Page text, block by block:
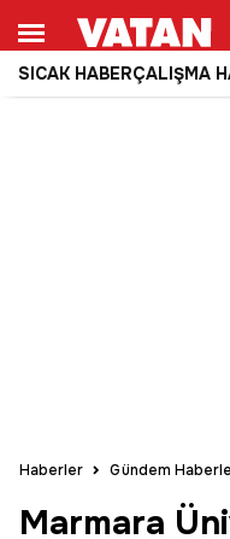
SICAK HABERÇALIŞMA
Haberler Gündem
Marmara